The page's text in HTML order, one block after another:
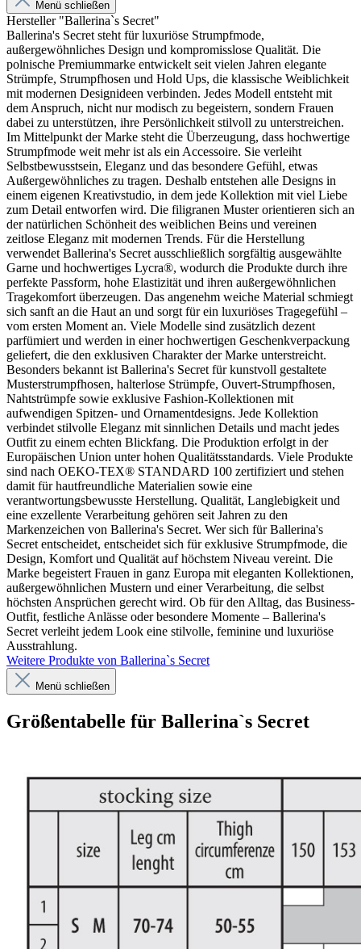
Menü schließen
Hersteller "Ballerina`s Secret"
Ballerina's Secret steht für luxuriöse Strumpfmode,
außergewöhnliches Design und kompromisslose Qualität. Die
polnische Premiummarke entwickelt seit vielen Jahren elegante
Strümpfe, Strumpfhosen und Hold Ups, die klassische Weiblichkeit
mit modernen Designideen verbinden. Jedes Modell entsteht mit
dem Anspruch, nicht nur modisch zu begeistern, sondern Frauen
dabei zu unterstützen, ihre Persönlichkeit stilvoll zu unterstreichen.
Im Mittelpunkt der Marke steht die Überzeugung, dass hochwertige
Strumpfmode weit mehr ist als ein Accessoire. Sie verleiht
Selbstbewusstsein, Eleganz und das besondere Gefühl, etwas
Außergewöhnliches zu tragen. Deshalb entstehen alle Designs in
einem eigenen Kreativstudio, in dem jede Kollektion mit viel Liebe
zum Detail entworfen wird. Die filigranen Muster orientieren sich an
der natürlichen Schönheit des weiblichen Beins und vereinen
zeitlose Eleganz mit modernen Trends. Für die Herstellung
verwendet Ballerina's Secret ausschließlich sorgfältig ausgewählte
Garne und hochwertiges Lycra®, wodurch die Produkte durch ihre
perfekte Passform, hohe Elastizität und ihren außergewöhnlichen
Tragekomfort überzeugen. Das angenehm weiche Material schmiegt
sich sanft an die Haut an und sorgt für ein luxuriöses Tragegefühl –
vom ersten Moment an. Viele Modelle sind zusätzlich dezent
parfümiert und werden in einer hochwertigen Geschenkverpackung
geliefert, die den exklusiven Charakter der Marke unterstreicht.
Besonders bekannt ist Ballerina's Secret für kunstvoll gestaltete
Musterstrumpfhosen, halterlose Strümpfe, Ouvert-Strumpfhosen,
Nahtstrümpfe sowie exklusive Fashion-Kollektionen mit
aufwendigen Spitzen- und Ornamentdesigns. Jede Kollektion
verbindet stilvolle Eleganz mit sinnlichen Details und macht jedes
Outfit zu einem echten Blickfang. Die Produktion erfolgt in der
Europäischen Union unter hohen Qualitätsstandards. Viele Produkte
sind nach OEKO-TEX® STANDARD 100 zertifiziert und stehen
damit für hautfreundliche Materialien sowie eine
verantwortungsbewusste Herstellung. Qualität, Langlebigkeit und
eine exzellente Verarbeitung gehören seit Jahren zu den
Markenzeichen von Ballerina's Secret. Wer sich für Ballerina's
Secret entscheidet, entscheidet sich für exklusive Strumpfmode, die
Design, Komfort und Qualität auf höchstem Niveau vereint. Die
Marke begeistert Frauen in ganz Europa mit eleganten Kollektionen,
außergewöhnlichen Mustern und einer Verarbeitung, die selbst
höchsten Ansprüchen gerecht wird. Ob für den Alltag, das Business-
Outfit, festliche Anlässe oder besondere Momente – Ballerina's
Secret verleiht jedem Look eine stilvolle, feminine und luxuriöse
Ausstrahlung.
Weitere Produkte von Ballerina`s Secret
Menü schließen
Größentabelle für Ballerina`s Secret